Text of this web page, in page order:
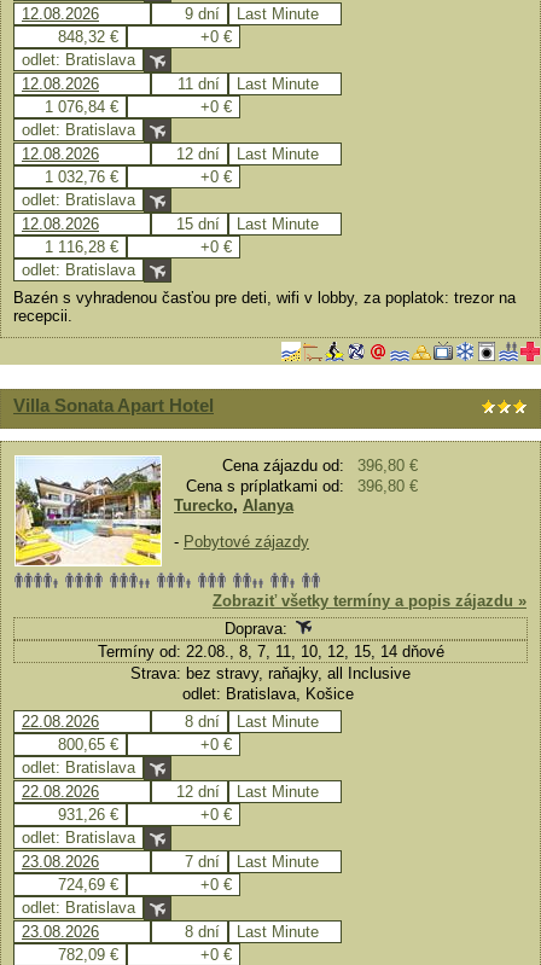
12.08.2026
9 dní
Last Minute
848,32 €
+0 €
odlet: Bratislava
12.08.2026
11 dní
Last Minute
1 076,84 €
+0 €
odlet: Bratislava
12.08.2026
12 dní
Last Minute
1 032,76 €
+0 €
odlet: Bratislava
12.08.2026
15 dní
Last Minute
1 116,28 €
+0 €
odlet: Bratislava
Bazén s vyhradenou časťou pre deti, wifi v lobby, za poplatok: trezor na
recepcii.
Villa Sonata Apart Hotel
Cena zájazdu od:
396,80 €
Cena s príplatkami od:
396,80 €
Turecko, Alanya
- Pobytové zájazdy
Zobraziť všetky termíny a popis zájazdu »
Doprava:
Termíny od: 22.08., 8, 7, 11, 10, 12, 15, 14 dňové
Strava: bez stravy, raňajky, all Inclusive
odlet: Bratislava, Košice
22.08.2026
8 dní
Last Minute
800,65 €
+0 €
odlet: Bratislava
22.08.2026
12 dní
Last Minute
931,26 €
+0 €
odlet: Bratislava
23.08.2026
7 dní
Last Minute
724,69 €
+0 €
odlet: Bratislava
23.08.2026
8 dní
Last Minute
782,09 €
+0 €